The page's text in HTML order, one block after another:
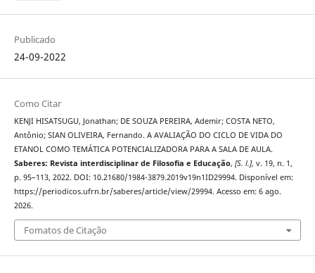
Publicado
24-09-2022
Como Citar
KENJI HISATSUGU, Jonathan; DE SOUZA PEREIRA, Ademir; COSTA NETO,
Antônio; SIAN OLIVEIRA, Fernando. A AVALIAÇÃO DO CICLO DE VIDA DO
ETANOL COMO TEMÁTICA POTENCIALIZADORA PARA A SALA DE AULA.
Saberes: Revista interdisciplinar de Filosofia e Educação, [S. l.], v. 19, n. 1,
p. 95–113, 2022. DOI: 10.21680/1984-3879.2019v19n1ID29994. Disponível em:
https://periodicos.ufrn.br/saberes/article/view/29994. Acesso em: 6 ago.
2026.
Fomatos de Citação